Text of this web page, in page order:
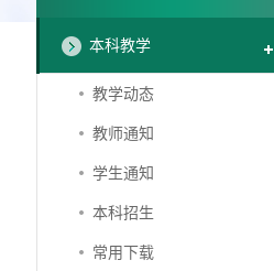
本科教学
教学动态
教师通知
学生通知
本科招生
常用下载